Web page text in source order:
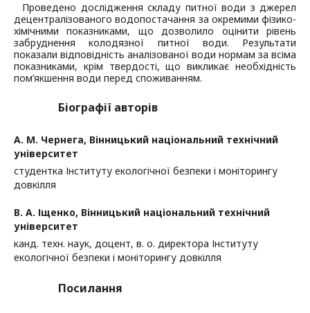
Проведено дослідження складу питної води з джерел
децентралізованого водопостачання за окремими фізико-
хімічними показниками, що дозволило оцінити рівень
забруднення колодязної питної води. Результати
показали відповідність аналізованої води нормам за всіма
показниками, крім твердості, що викликає необхідність
пом’якшення води перед споживанням.
Біографії авторів
А. М. Чернега, Вінницький національний технічний
університет
студентка Інституту екологічної безпеки і моніторингу
довкілля
В. А. Іщенко, Вінницький національний технічний
університет
канд. техн. наук, доцент, в. о. директора Інституту
екологічної безпеки і моніторингу довкілля
Посилання